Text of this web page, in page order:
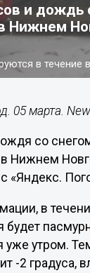
и дождь
Нижнем
в течение
05 марта.
со
в Нижнем
«Яндекс.
в
будет
уже утром.
-2 градуса,